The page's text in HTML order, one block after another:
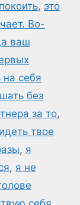
, это
Во-
ваш
на себя
без
за то,
твое
, я
, я не